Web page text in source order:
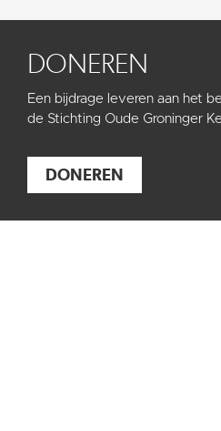
DONEREN
Een bijdrage leveren aan het
de Stichting Oude Groninger
DONEREN